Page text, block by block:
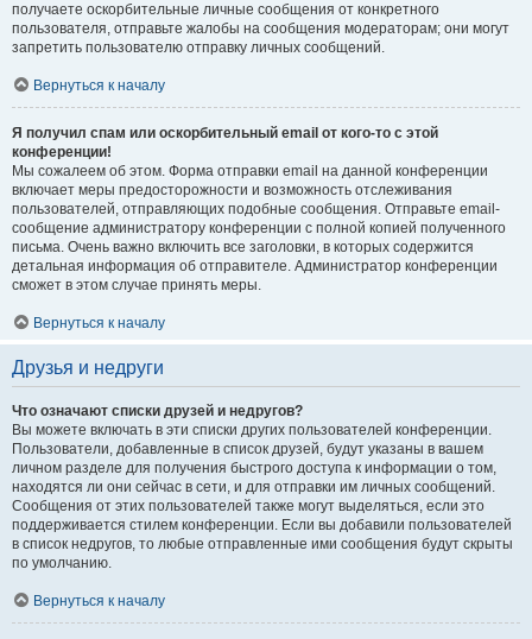
получаете оскорбительные личные сообщения от конкретного
пользователя, отправьте жалобы на сообщения модераторам; они могут
запретить пользователю отправку личных сообщений.
Вернуться к началу
Я получил спам или оскорбительный email от кого-то с этой
конференции!
Мы сожалеем об этом. Форма отправки email на данной конференции
включает меры предосторожности и возможность отслеживания
пользователей, отправляющих подобные сообщения. Отправьте email-
сообщение администратору конференции с полной копией полученного
письма. Очень важно включить все заголовки, в которых содержится
детальная информация об отправителе. Администратор конференции
сможет в этом случае принять меры.
Вернуться к началу
Друзья и недруги
Что означают списки друзей и недругов?
Вы можете включать в эти списки других пользователей конференции.
Пользователи, добавленные в список друзей, будут указаны в вашем
личном разделе для получения быстрого доступа к информации о том,
находятся ли они сейчас в сети, и для отправки им личных сообщений.
Сообщения от этих пользователей также могут выделяться, если это
поддерживается стилем конференции. Если вы добавили пользователей
в список недругов, то любые отправленные ими сообщения будут скрыты
по умолчанию.
Вернуться к началу